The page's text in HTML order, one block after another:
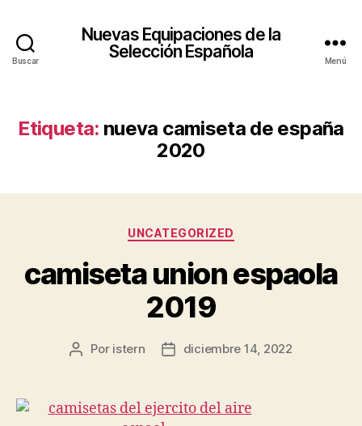
Buscar
Nuevas Equipaciones de la
Selección Española
Menú
Etiqueta: nueva camiseta de españa
2020
Categorías
UNCATEGORIZED
camiseta union espaola
2019
Autor
entrada
Por istern
Fecha
entrada
diciembre 14, 2022